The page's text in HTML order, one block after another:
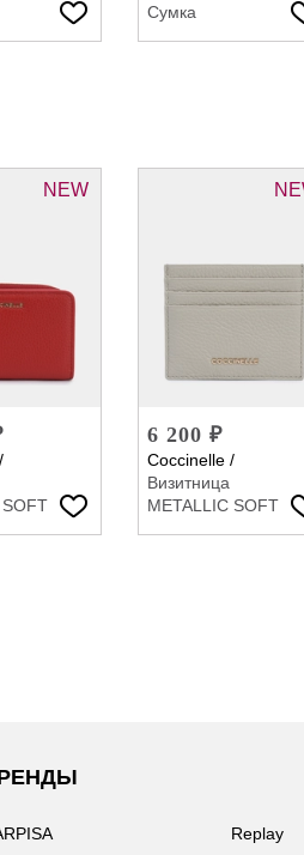
Сумка
NEW
/
6 200 ₽
Coccinelle /
Визитница
METALLIC SOFT
Replay